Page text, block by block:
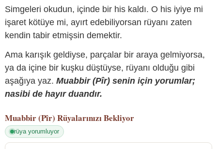
Simgeleri okudun, içinde bir his kaldı. O his iyiye mi
işaret kötüye mi, ayırt edebiliyorsan rüyanı zaten
kendin tabir etmişsin demektir.
Ama karışık geldiyse, parçalar bir araya gelmiyorsa,
ya da içine bir kuşku düştüyse, rüyanı olduğu gibi
aşağıya yaz. Muabbir (Pîr) senin için yorumlar;
nasibi de hayır duandır.
Muabbir (Pîr) Rüyalarınızı Bekliyor
rüya yorumluyor